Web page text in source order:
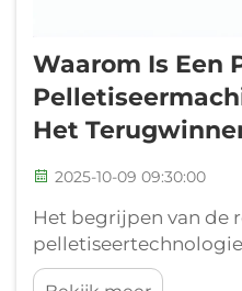
Waarom Is Een
Het
2025-10-09 09:30:00
Het begrijpen van de
kunststof: De